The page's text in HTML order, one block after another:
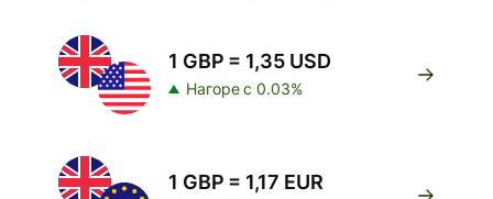
1 GBP = 1,35 USD
Нагоре с 0.03%
1 GBP = 1,17 EUR